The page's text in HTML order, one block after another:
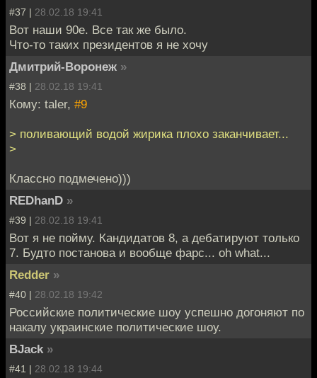
#37 | 28.02.18 19:41
Вот наши 90е. Все так же было.
Что-то таких президентов я не хочу
Дмитрий-Воронеж »
#38 | 28.02.18 19:41
Кому: taler, #9
> поливающий водой жирика плохо заканчивает...
>
Классно подмечено)))
REDhanD »
#39 | 28.02.18 19:41
Вот я не пойму. Кандидатов 8, а дебатируют только
7. Будто постанова и вообще фарс... oh what...
Redder »
#40 | 28.02.18 19:42
Российские политические шоу успешно догоняют по
накалу украинские политические шоу.
BJack »
#41 | 28.02.18 19:44